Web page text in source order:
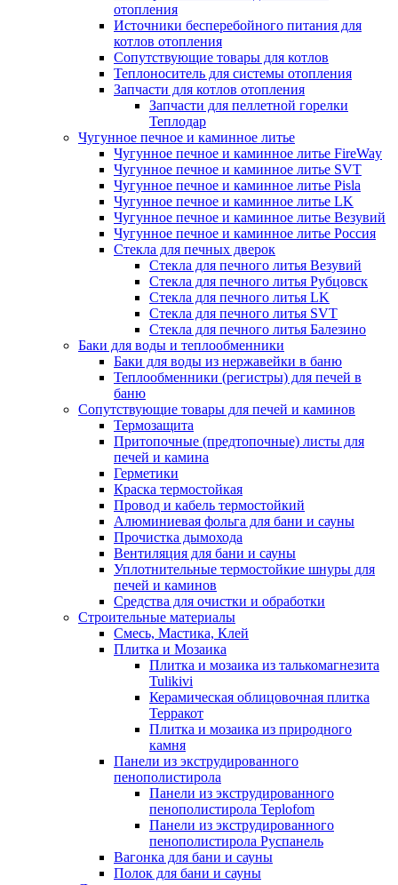
отопления
Источники бесперебойного питания для
котлов отопления
Сопутствующие товары для котлов
Теплоноситель для системы отопления
Запчасти для котлов отопления
Запчасти для пеллетной горелки
Теплодар
Чугунное печное и каминное литье
Чугунное печное и каминное литье FireWay
Чугунное печное и каминное литье SVT
Чугунное печное и каминное литье Pisla
Чугунное печное и каминное литье LK
Чугунное печное и каминное литье Везувий
Чугунное печное и каминное литье Россия
Стекла для печных дверок
Стекла для печного литья Везувий
Стекла для печного литья Рубцовск
Стекла для печного литья LK
Стекла для печного литья SVT
Стекла для печного литья Балезино
Баки для воды и теплообменники
Баки для воды из нержавейки в баню
Теплообменники (регистры) для печей в
баню
Сопутствующие товары для печей и каминов
Термозащита
Притопочные (предтопочные) листы для
печей и камина
Герметики
Краска термостойкая
Провод и кабель термостойкий
Алюминиевая фольга для бани и сауны
Прочистка дымохода
Вентиляция для бани и сауны
Уплотнительные термостойкие шнуры для
печей и каминов
Средства для очистки и обработки
Строительные материалы
Смесь, Мастика, Клей
Плитка и Мозаика
Плитка и мозаика из талькомагнезита
Tulikivi
Керамическая облицовочная плитка
Терракот
Плитка и мозаика из природного
камня
Панели из экструдированного
пенополистирола
Панели из экструдированного
пенополистирола Teplofom
Панели из экструдированного
пенополистирола Руспанель
Вагонка для бани и сауны
Полок для бани и сауны